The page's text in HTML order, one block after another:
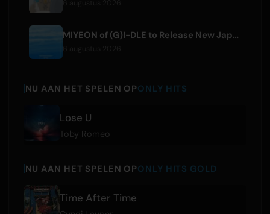
MIYEON of (G)I-DLE to Release New Japanese Digital Single 'RUN AWAY'
NU AAN HET SPELEN OPONLY HITS
Lose U
Toby Romeo
NU AAN HET SPELEN OPONLY HITS GOLD
Time After Time